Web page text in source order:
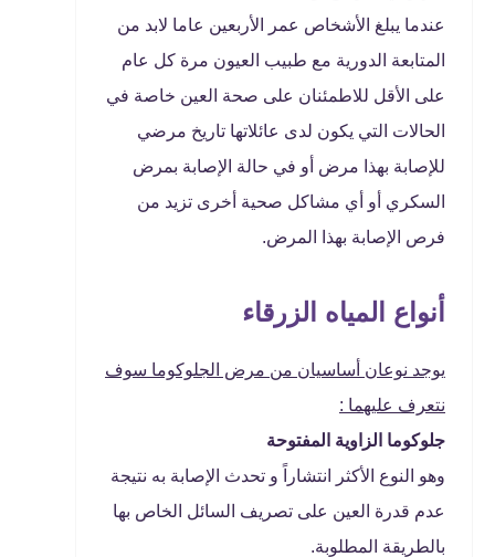
عندما يبلغ الأشخاص عمر الأربعين عاما لابد من
المتابعة الدورية مع طبيب العيون مرة كل عام
على الأقل للاطمئنان على صحة العين خاصة في
الحالات التي يكون لدى عائلاتها تاريخ مرضي
للإصابة بهذا مرض أو في حالة الإصابة بمرض
السكري أو أي مشاكل صحية أخرى تزيد من
فرص الإصابة بهذا المرض.
أنواع المياه الزرقاء
يوجد نوعان أساسيان من مرض الجلوكوما سوف
نتعرف عليهما :
جلوكوما الزاوية المفتوحة
وهو النوع الأكثر انتشاراً و تحدث الإصابة به نتيجة
عدم قدرة العين على تصريف السائل الخاص بها
بالطريقة المطلوبة.